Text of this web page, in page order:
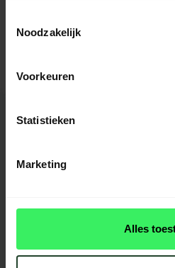
Noodzakelijk
Voorkeuren
Statistieken
Marketing
Alles
helfen Ihnen gerne
Prima hoesje! Past strak om
Daan